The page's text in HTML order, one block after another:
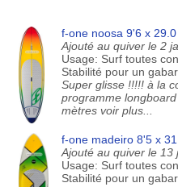
f-one noosa 9'6 x 29.0
Ajouté au quiver le 2
Usage: Surf toutes
Stabilité pour un
Super glisse !!!!! à la
programme
mètres voir plus...
f-one madeiro 8'5 x
Ajouté au quiver le 13
Usage: Surf toutes
Stabilité pour un